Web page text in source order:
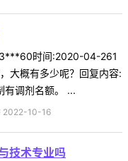
时间:2020-04-261
大概有多少呢？回复内容:
有调剂名额。 ...
2022-10-16
技术专业吗